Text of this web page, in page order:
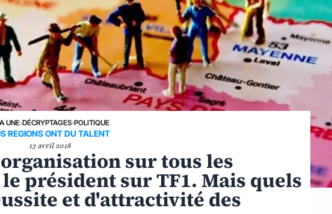
UNE›DÉCRYPTAGES›POLITIQUE
REGIONS ONT DU TALENT
13 avril 2018
sur tous les
président sur TF1. Mais quels
et d'attractivité des